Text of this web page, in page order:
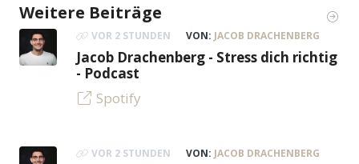
Weitere Beiträge
VOR 2 STUNDEN VON: JACOB DRACHENBERG
Jacob Drachenberg - Stress dich richtig
- Podcast
Spotify
VOR 2 STUNDEN VON: JACOB DRACHENBERG